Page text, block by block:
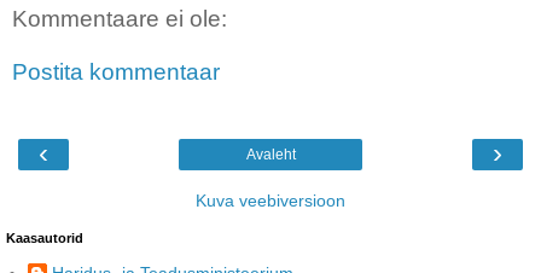
Kommentaare ei ole:
Postita kommentaar
‹ ›
Avaleht
Kuva veebiversioon
Kaasautorid